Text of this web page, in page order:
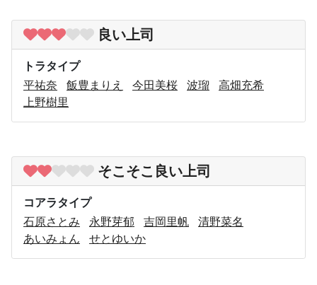
良い上司
トラタイプ
平祐奈
飯豊まりえ 今田美桜 波瑠
高畑充希
上野樹里
そこそこ良い上司
コアラタイプ
石原さとみ
永野芽郁 吉岡里帆
清野菜名
あいみょん
せとゆいか